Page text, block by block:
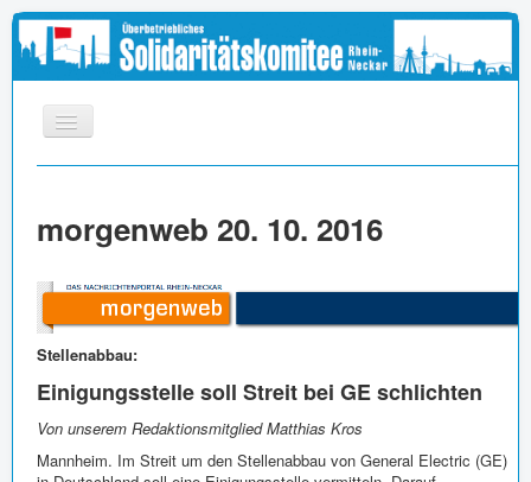
INFOS
MEDIEN
IMPRESSUM
morgenweb 20. 10. 2016
Stellenabbau:
Einigungsstelle soll Streit bei GE schlichten
Von unserem Redaktionsmitglied Matthias Kros
Mannheim. Im Streit um den Stellenabbau von General Electric (GE)